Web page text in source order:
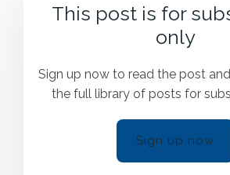
This post is for
only
Sign up now to read the post
the full library of posts for
Sign up now